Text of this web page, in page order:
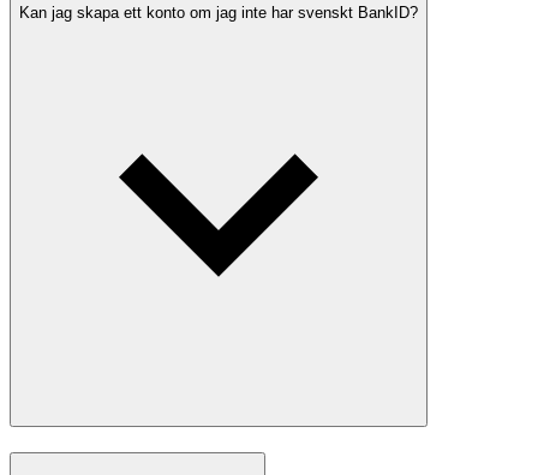
Kan jag skapa ett konto om jag inte har svenskt BankID?